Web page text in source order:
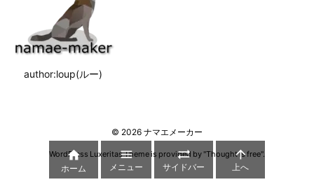
author:loup(ルー)
© 2026 ナマエメーカー
WordPress Luxeritas Theme is provided by "Thought is free".

ホーム

メニュー

サイドバー

上へ